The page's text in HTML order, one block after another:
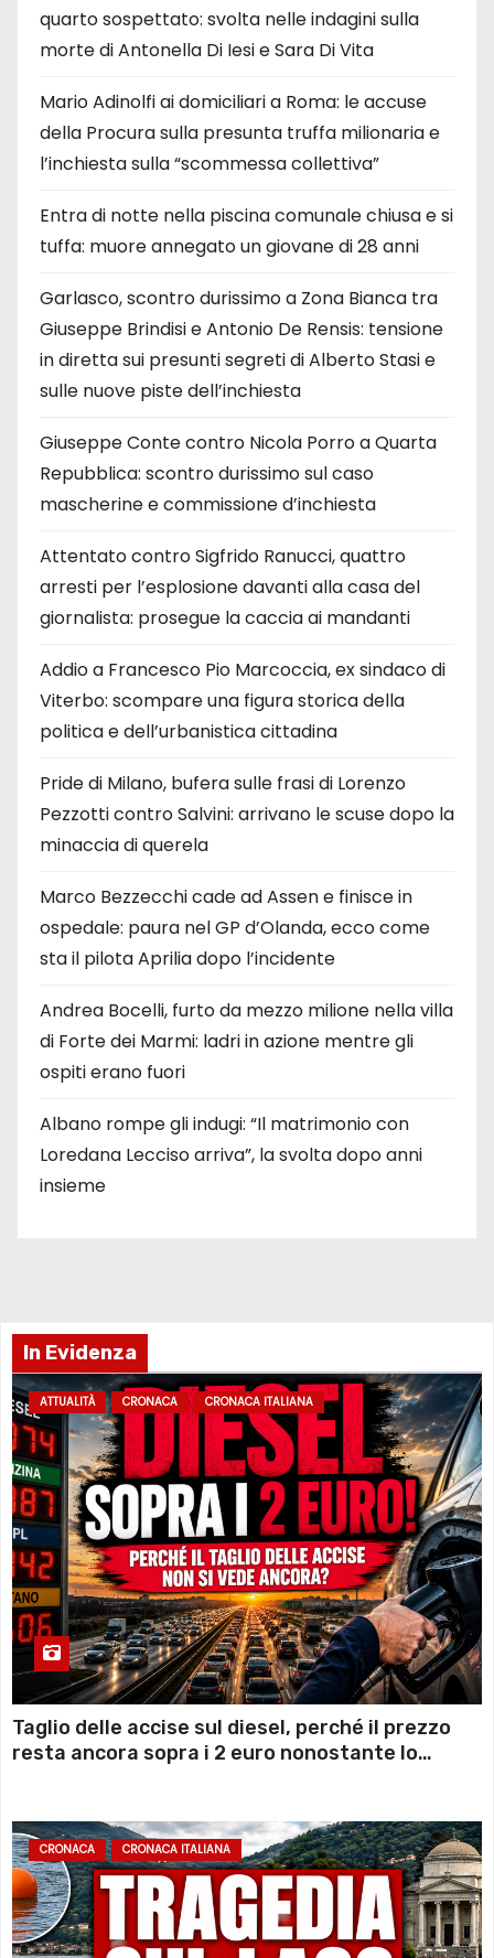
quarto sospettato: svolta nelle indagini sulla
morte di Antonella Di Iesi e Sara Di Vita
Mario Adinolfi ai domiciliari a Roma: le accuse
della Procura sulla presunta truffa milionaria e
l’inchiesta sulla “scommessa collettiva”
Entra di notte nella piscina comunale chiusa e si
tuffa: muore annegato un giovane di 28 anni
Garlasco, scontro durissimo a Zona Bianca tra
Giuseppe Brindisi e Antonio De Rensis: tensione
in diretta sui presunti segreti di Alberto Stasi e
sulle nuove piste dell’inchiesta
Giuseppe Conte contro Nicola Porro a Quarta
Repubblica: scontro durissimo sul caso
mascherine e commissione d’inchiesta
Attentato contro Sigfrido Ranucci, quattro
arresti per l’esplosione davanti alla casa del
giornalista: prosegue la caccia ai mandanti
Addio a Francesco Pio Marcoccia, ex sindaco di
Viterbo: scompare una figura storica della
politica e dell’urbanistica cittadina
Pride di Milano, bufera sulle frasi di Lorenzo
Pezzotti contro Salvini: arrivano le scuse dopo la
minaccia di querela
Marco Bezzecchi cade ad Assen e finisce in
ospedale: paura nel GP d’Olanda, ecco come
sta il pilota Aprilia dopo l’incidente
Andrea Bocelli, furto da mezzo milione nella villa
di Forte dei Marmi: ladri in azione mentre gli
ospiti erano fuori
Albano rompe gli indugi: “Il matrimonio con
Loredana Lecciso arriva”, la svolta dopo anni
insieme
In Evidenza
ATTUALITÀ CRONACA CRONACA ITALIANA
Taglio delle accise sul diesel, perché il prezzo
resta ancora sopra i 2 euro nonostante lo
CRONACA CRONACA ITALIANA